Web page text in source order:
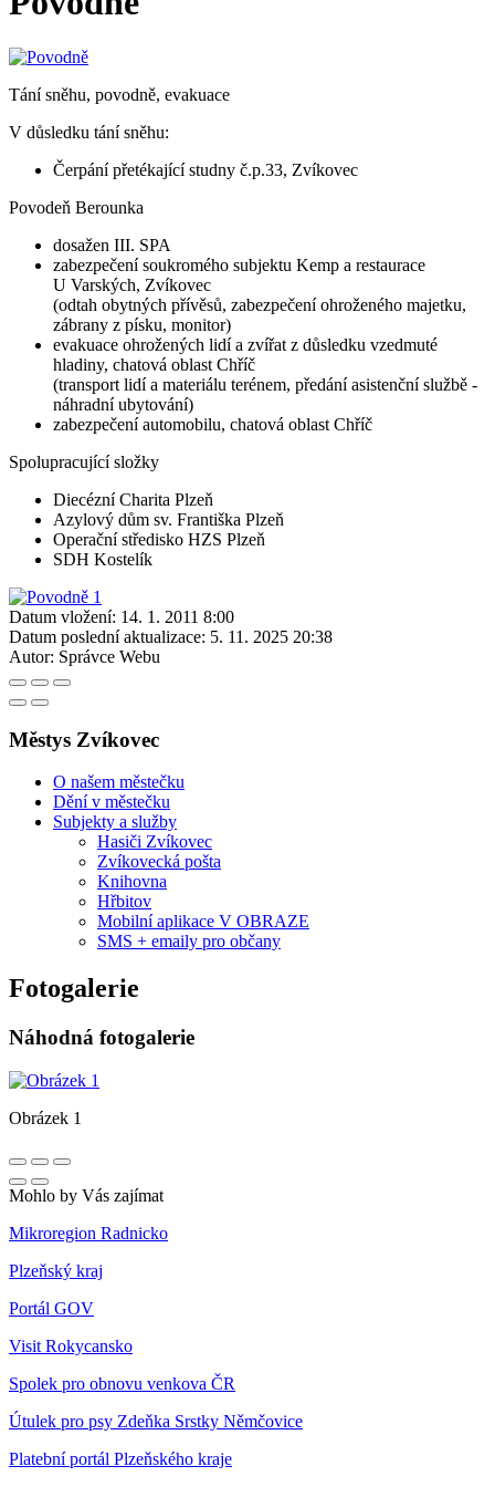
Tání sněhu, povodně, evakuace
V důsledku tání sněhu:
Čerpání přetékající studny č.p.33, Zvíkovec
Povodeň Berounka
dosažen III. SPA
zabezpečení soukromého subjektu Kemp a restaurace
U Varských, Zvíkovec
(odtah obytných přívěsů, zabezpečení ohroženého majetku,
zábrany z písku, monitor)
evakuace ohrožených lidí a zvířat z důsledku vzedmuté
hladiny, chatová oblast Chříč
(transport lidí a materiálu terénem, předání asistenční službě -
náhradní ubytování)
zabezpečení automobilu, chatová oblast Chříč
Spolupracující složky
Diecézní Charita Plzeň
Azylový dům sv. Františka Plzeň
Operační středisko HZS Plzeň
SDH Kostelík
Datum vložení: 14. 1. 2011 8:00
Datum poslední aktualizace: 5. 11. 2025 20:38
Autor: Správce Webu
Městys Zvíkovec
O našem městečku
Dění v městečku
Subjekty a služby
Hasiči Zvíkovec
Zvíkovecká pošta
Knihovna
Hřbitov
Mobilní aplikace V OBRAZE
SMS + emaily pro občany
Fotogalerie
Náhodná fotogalerie
Obrázek 1
Mohlo by Vás zajímat
Mikroregion Radnicko
Plzeňský kraj
Portál GOV
Visit Rokycansko
Spolek pro obnovu venkova ČR
Útulek pro psy Zdeňka Srstky Němčovice
Platební portál Plzeňského kraje